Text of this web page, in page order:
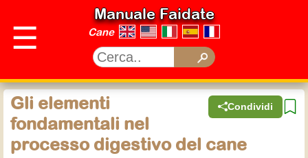
☰
Manuale Faidate
Cane
Condividi
Gli elementi
fondamentali nel
processo digestivo del cane